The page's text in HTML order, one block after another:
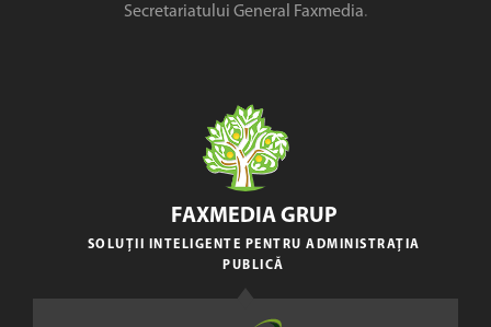
Secretariatului General Faxmedia.
FAXMEDIA GRUP
SOLUȚII INTELIGENTE PENTRU ADMINISTRAȚIA
PUBLICĂ